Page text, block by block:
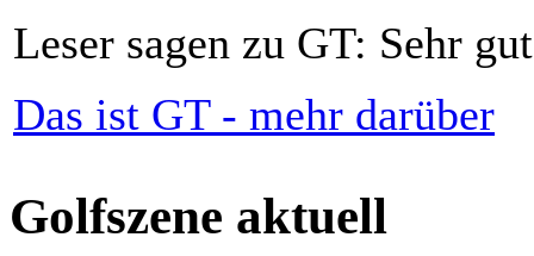
Leser sagen zu GT: Sehr
Das ist GT - mehr darüber
Golfszene aktuell